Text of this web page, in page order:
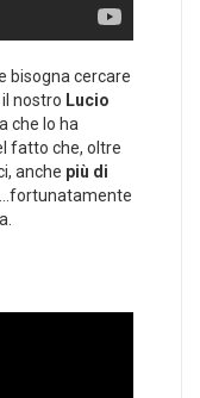
bisogna cercare
nostro Lucio
che lo ha
fatto che, oltre
anche più di
…fortunatamente